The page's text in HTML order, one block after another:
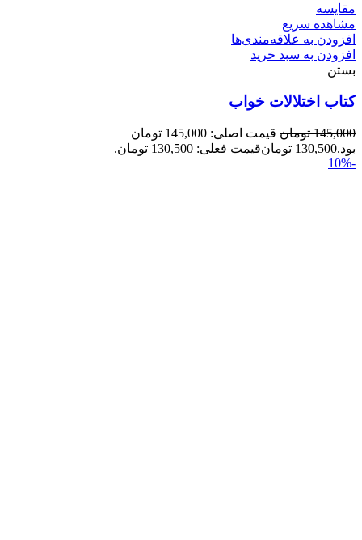
مقایسه
مشاهده سریع
افزودن به علاقه‌مندی‌ها
افزودن به سبد خرید
بستن
کتاب اختلالات خواب
145,000 تومان
قیمت اصلی: 145,000 تومان
بود.130,500 تومانقیمت فعلی: 130,500 تومان.
-10%